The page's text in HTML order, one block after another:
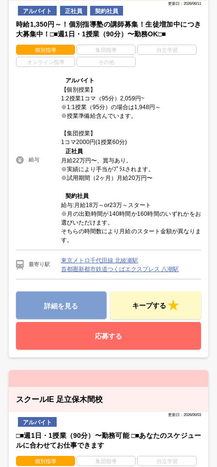
更新日：2026/06/11
アルバイト 正社員 契約社員
時給1,350円～！個別指導塾の講師募集！生徒増加中につき
大募集中！□■週1日・1授業（90分）〜勤務OK□■
個別指導 集団指導 自立学習
オンライン指導 その他
給与
アルバイト
【個別授業】
1:2授業1コマ（95分）2,059円~
※1:1授業（95分）の場合は1,948円～
※授業準備給含んでいます。
【集団授業】
1コマ2000円(1授業60分)
正社員
月給22万円〜、賞与あり。
※実績により手当がﾌﾟﾗｽされます。
※試用期間（2ヶ月）月給20万円〜
契約社員
給与:月給18万～or23万～スタート
※月の出勤時間が140時間か160時間のいずれかをお
選びいただけます。
そちらの時間数により月給のスタート金額が異なりま
す。
最寄り駅
東京メトロ千代田線 北綾瀬駅
首都圏新都市鉄道つくばエクスプレス 八潮駅
詳細を見る キープする
応募する
スクールIE 足立保木間校
更新日：2026/06/03
アルバイト
□■週1日・1授業（90分）〜勤務可能 □■あなたのスケジュー
ルに合わせてお仕事できます
個別指導 集団指導 自立学習